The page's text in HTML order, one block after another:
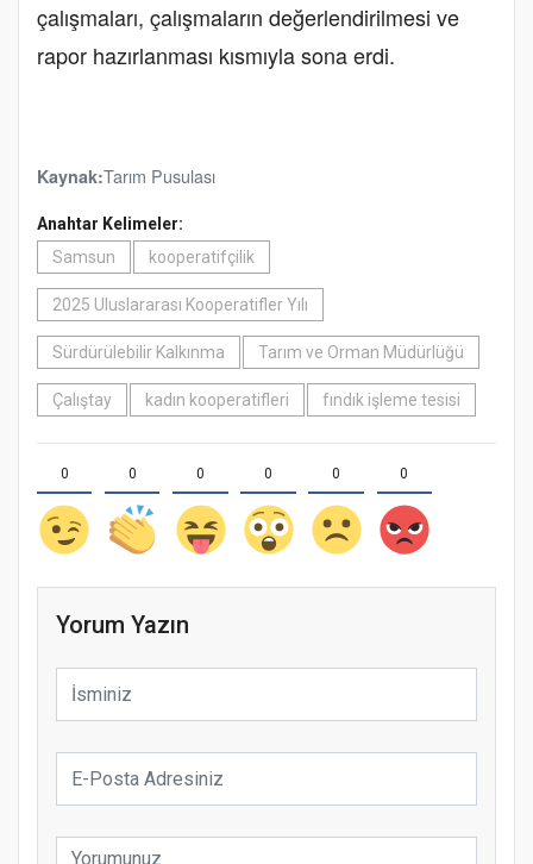
çalışmaları, çalışmaların değerlendirilmesi ve
rapor hazırlanması kısmıyla sona erdi.
Kaynak:Tarım Pusulası
Anahtar Kelimeler:
Samsun
kooperatifçilik
2025 Uluslararası Kooperatifler Yılı
Sürdürülebilir Kalkınma Tarım ve Orman Müdürlüğü
Çalıştay kadın kooperatifleri fındık işleme tesisi
0 0 0 0 0 0
Yorum Yazın